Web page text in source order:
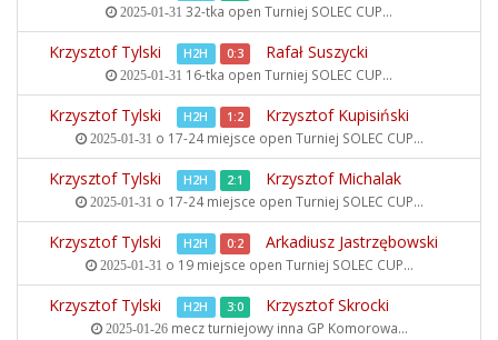
2025-01-31 32-tka open Turniej SOLEC CUP...
Krzysztof Tylski H2H 0:3 Rafał Suszycki
2025-01-31 16-tka open Turniej SOLEC CUP...
Krzysztof Tylski H2H 1:2 Krzysztof Kupisiński
2025-01-31 o 17-24 miejsce open Turniej SOLEC CUP...
Krzysztof Tylski H2H 2:1 Krzysztof Michalak
2025-01-31 o 17-24 miejsce open Turniej SOLEC CUP...
Krzysztof Tylski H2H 0:2 Arkadiusz Jastrzębowski
2025-01-31 o 19 miejsce open Turniej SOLEC CUP...
Krzysztof Tylski H2H 3:0 Krzysztof Skrocki
2025-01-26mecz turniejowy inna GP Komorowa...